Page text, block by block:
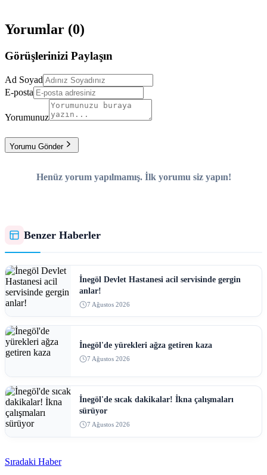
Yorumlar (0)
Görüşlerinizi Paylaşın
Ad Soyad
E-posta
Yorumunuz
Yorumu Gönder
Henüz yorum yapılmamış. İlk yorumu siz yapın!
Benzer Haberler
İnegöl Devlet Hastanesi acil servisinde gergin
anlar!
7 Ağustos 2026
İnegöl'de yürekleri ağza getiren kaza
7 Ağustos 2026
İnegöl'de sıcak dakikalar! İkna çalışmaları
sürüyor
7 Ağustos 2026
Sıradaki Haber